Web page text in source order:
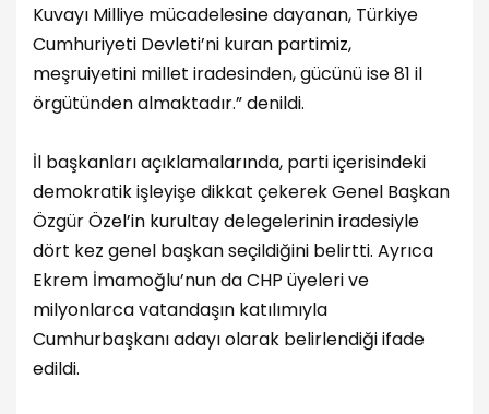
Kuvayı Milliye mücadelesine dayanan, Türkiye
Cumhuriyeti Devleti’ni kuran partimiz,
meşruiyetini millet iradesinden, gücünü ise 81 il
örgütünden almaktadır.” denildi.
İl başkanları açıklamalarında, parti içerisindeki
demokratik işleyişe dikkat çekerek Genel Başkan
Özgür Özel’in kurultay delegelerinin iradesiyle
dört kez genel başkan seçildiğini belirtti. Ayrıca
Ekrem İmamoğlu’nun da CHP üyeleri ve
milyonlarca vatandaşın katılımıyla
Cumhurbaşkanı adayı olarak belirlendiği ifade
edildi.